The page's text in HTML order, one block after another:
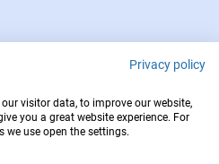
SIE SICH AN : 112
Privacy policy
visitor data, to improve our website,
you a great website experience. For
use open the settings.